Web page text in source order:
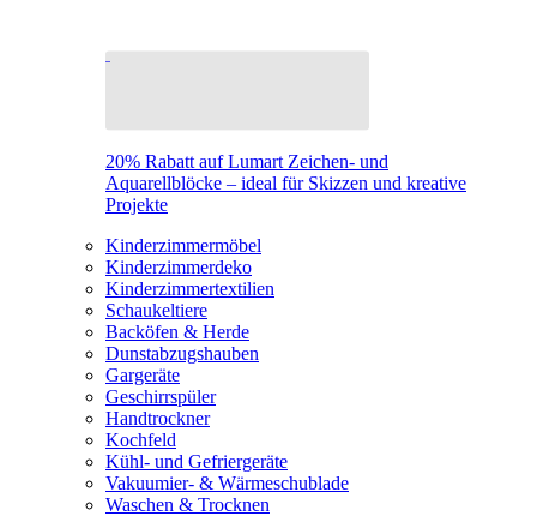
20% Rabatt auf Lumart Zeichen- und
Aquarellblöcke – ideal für Skizzen und kreative
Projekte
Kinderzimmermöbel
Kinderzimmerdeko
Kinderzimmertextilien
Schaukeltiere
Backöfen & Herde
Dunstabzugshauben
Gargeräte
Geschirrspüler
Handtrockner
Kochfeld
Kühl- und Gefriergeräte
Vakuumier- & Wärmeschublade
Waschen & Trocknen